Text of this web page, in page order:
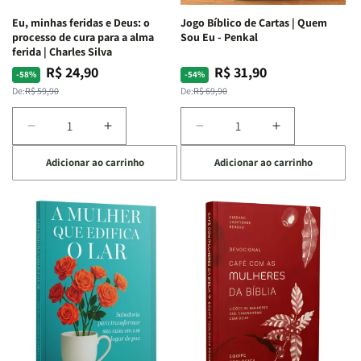
Espirituais
|
Estela
Espirituais
|
Eu, minhas feridas e Deus: o
processo de cura para a alma
ferida | Charles Silva
-58%
Preço
normal
De:R$ 59,90
Preço
promocional
R$ 24,90
Diminuir
a
quantidade
de
Eu,
minhas
feridas
e
Deus:
o
processo
de
cura
para
Aumentar
a
quantidade
de
Eu,
minhas
feridas
e
Deus:
o
processo
de
cura
para
Adicionar ao carrinho
Jogo Bíblico de Cartas | Quem
Sou Eu - Penkal
-54%
Preço
normal
De:R$ 69,90
Preço
promocional
R$ 31,90
Diminuir
a
quantidade
de
Jogo
Bíblico
de
Cartas
Quem
Sou
Eu
Penkal
Aumentar
a
quantidade
de
Jogo
Bíblico
Cartas
|
Quem
Sou
Eu
-
Penkal
Adicionar ao carrinho